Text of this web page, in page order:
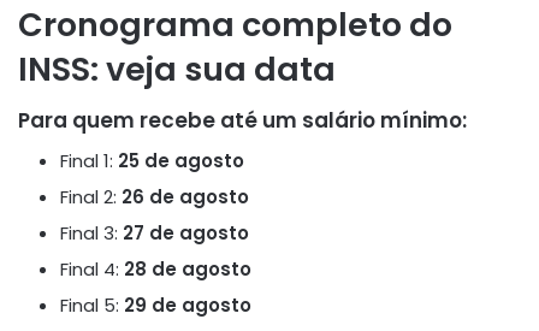
Cronograma completo do
INSS: veja sua data
Para quem recebe até um salário mínimo:
Final 1: 25 de agosto
Final 2: 26 de agosto
Final 3: 27 de agosto
Final 4: 28 de agosto
Final 5: 29 de agosto